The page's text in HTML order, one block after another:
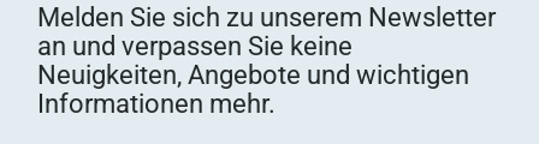
Melden Sie sich zu unserem Newsletter
an und verpassen Sie keine
Neuigkeiten, Angebote und wichtigen
Informationen mehr.